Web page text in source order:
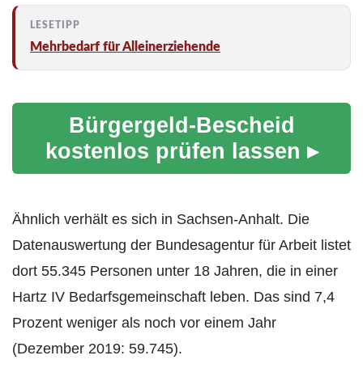
Mehrbedarf für Alleinerziehende
Bürgergeld-Bescheid
kostenlos prüfen lassen ▸
Ähnlich verhält es sich in Sachsen-Anhalt. Die
Datenauswertung der Bundesagentur für Arbeit listet
dort 55.345 Personen unter 18 Jahren, die in einer
Hartz IV Bedarfsgemeinschaft leben. Das sind 7,4
Prozent weniger als noch vor einem Jahr
(Dezember 2019: 59.745).